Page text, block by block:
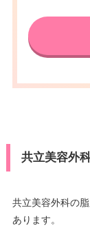
共立美容外
共立美容外科の
あります。